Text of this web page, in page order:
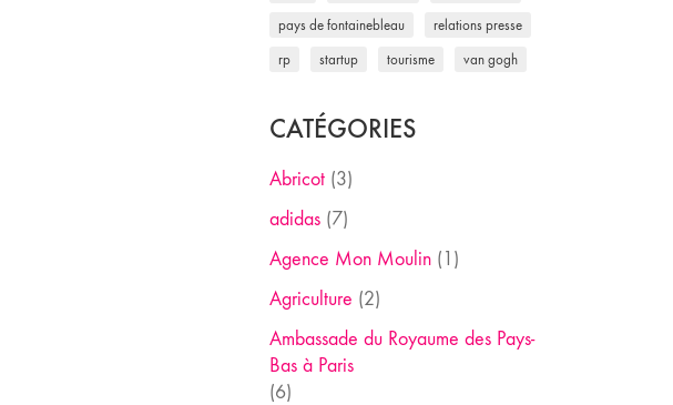
pays de fontainebleau relations presse
rp startup tourisme van gogh
CATÉGORIES
Abricot(3)
adidas(7)
Agence Mon Moulin(1)
Agriculture (2)
Ambassade du Royaume des Pays-
Bas à Paris
(6)